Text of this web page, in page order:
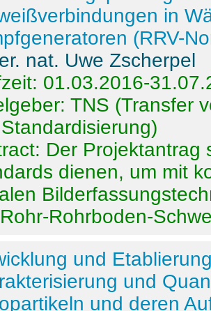
in
(RRV-
nat. Uwe Zscherpel
01.03.2016-
TNS (Transfer
Der Projektantrag
dienen, um mit
Rohrboden-
und
und
und deren